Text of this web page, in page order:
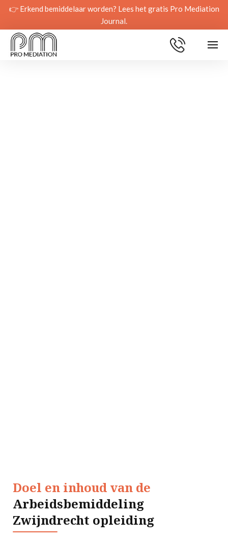
👉 Erkend bemiddelaar worden? Lees het gratis Pro Mediation
Journal.
Doel en inhoud van de
Arbeidsbemiddeling
Zwijndrecht opleiding